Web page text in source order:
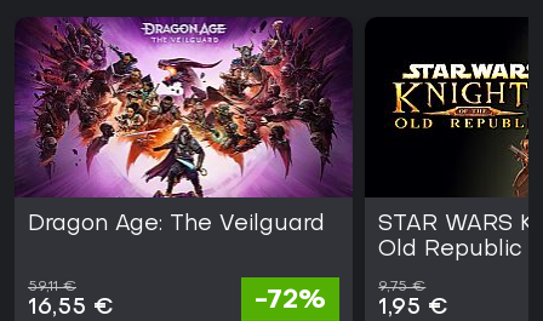
Dragon Age: The Veilguard
59,11 €
16,55 € -72%
STAR WARS
Old Republic
9,75 €
1,95 €